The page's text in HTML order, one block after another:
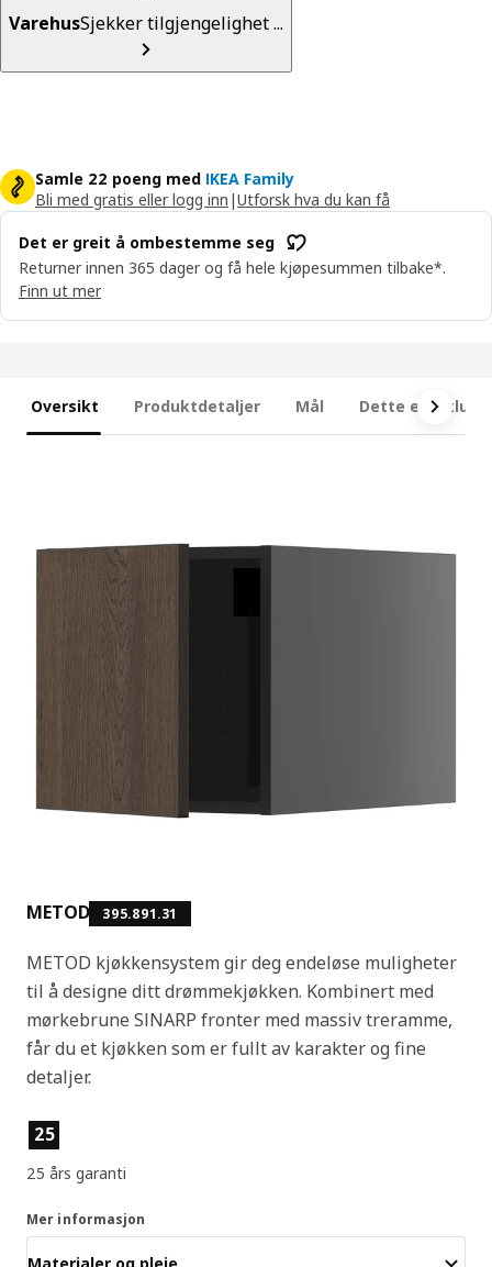
VarehusSjekker tilgjengelighet ...
Samle 22 poeng med IKEA Family
Bli med gratis eller logg inn |Utforsk hva du kan få
Det er greit å ombestemme seg
Returner innen 365 dager og få hele kjøpesummen tilbake*.
Finn ut mer
Oversikt Produktdetaljer Mål Dette er
METOD 395.891.31
METOD kjøkkensystem gir deg endeløse muligheter
til å designe ditt drømmekjøkken. Kombinert med
mørkebrune SINARP fronter med massiv treramme,
får du et kjøkken som er fullt av karakter og fine
detaljer.
Produktfunksjoner
25
25 års garanti
Mer informasjon